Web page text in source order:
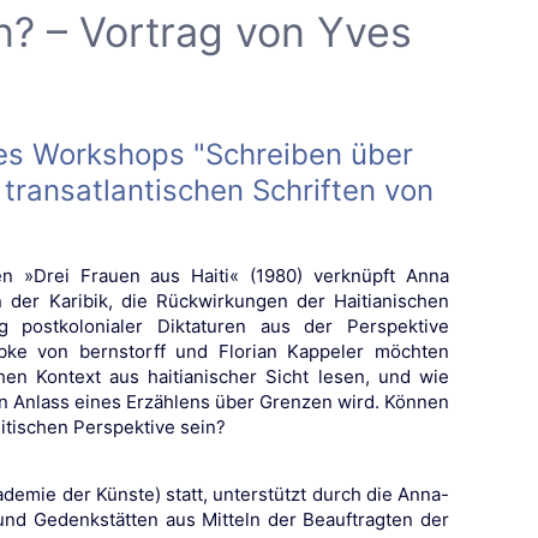
– Vortrag von Yves
Workshops "Schreiben über
Schriften von
»Drei Frauen aus Haiti« (1980) verknüpft Anna
Karibik, die Rückwirkungen der Haitianischen
postkolonialer Diktaturen aus der Perspektive
von bernstorff und Florian Kappeler möchten
Kontext aus haitianischer Sicht lesen, und wie
eines Erzählens über Grenzen wird. Können
Perspektive sein?
der Künste) statt, unterstützt durch die Anna-
Gedenkstätten aus Mitteln der Beauftragten der